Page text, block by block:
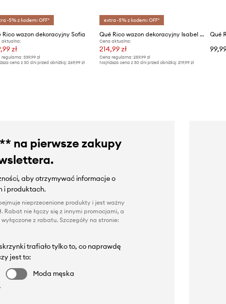
-5% z kodem: OFF*
Rico wazon dekoracyjny Sofia
aktualna:
zł
regularna:339,99 zł
cena z 30 dni przed obniżką:269,99 zł
extra -5% z kodem: OFF*
Qué Rico wazon dekoracyjny Isabel 22,5 x 14,5 x 19,5 cm
Cena aktualna:
214,99 zł
Cena regularna: 259,99 zł
Najniższa cena z 30 dni przed obniżką: 219,99 zł
na pierwsze zakupy
aby otrzymywać informacje o
i produktach.
nieprzecenione produkty i jest ważny
Rabat nie łączy się z innymi promocjami, a
z rabatu. Szczegóły na stronie:
trafiało tylko to, co naprawdę
jest to:
Moda męska